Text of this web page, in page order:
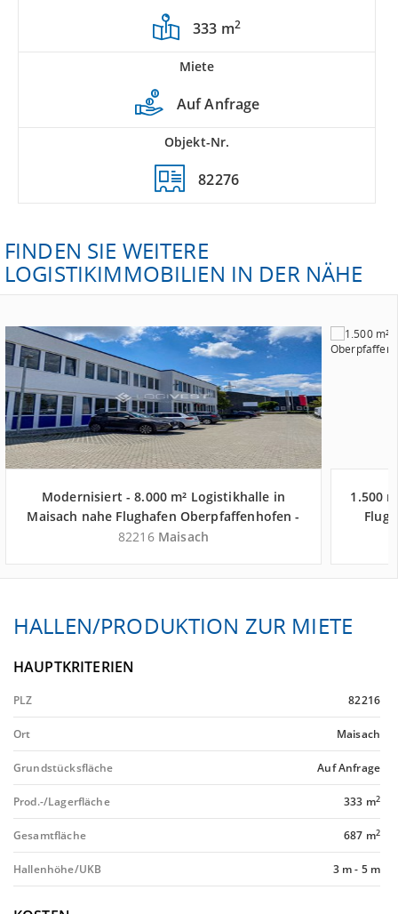
333 m2
Miete
Auf Anfrage
Objekt-Nr.
82276
FINDEN SIE WEITERE
LOGISTIKIMMOBILIEN IN DER NÄHE
Modernisiert - 8.000 m² Logistikhalle in
Maisach nahe Flughafen Oberpfaffenhofen -
Landkreis Fürstenfeldbruck
82216 Maisach
1.500
HALLEN/PRODUKTION ZUR MIETE
HAUPTKRITERIEN
PLZ 82216
Ort Maisach
Grundstücksfläche Auf Anfrage
Prod.-/Lagerfläche 333 m2
Gesamtfläche 687 m2
Hallenhöhe/UKB 3 m- 5 m